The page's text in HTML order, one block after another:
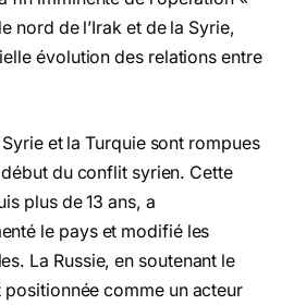
nord de l’Irak et de la Syrie,
évolution des relations entre
et la Turquie sont rompues
début du conflit syrien. Cette
plus de 13 ans, a
le pays et modifié les
La Russie, en soutenant le
positionnée comme un acteur